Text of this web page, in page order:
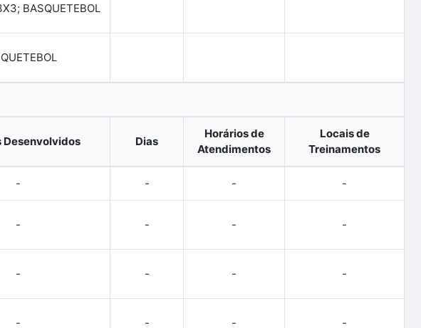
BASQUETEBOL
Desenvolvidos Dias
Horários de
Atendimentos
Locais de
Treinamentos
- - - -
- - - -
- - - -
- - - -